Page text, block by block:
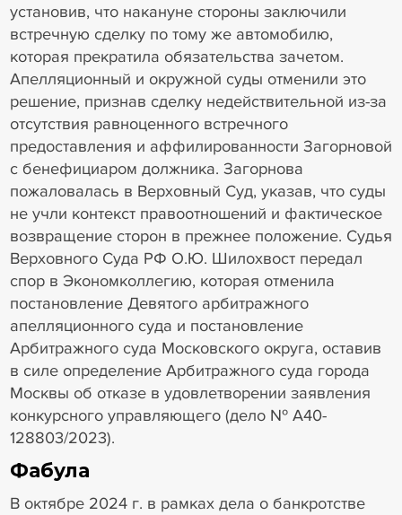
установив, что накануне стороны заключили
встречную сделку по тому же автомобилю,
которая прекратила обязательства зачетом.
Апелляционный и окружной суды отменили это
решение, признав сделку недействительной из-за
отсутствия равноценного встречного
предоставления и аффилированности Загорновой
с бенефициаром должника. Загорнова
пожаловалась в Верховный Суд, указав, что суды
не учли контекст правоотношений и фактическое
возвращение сторон в прежнее положение. Судья
Верховного Суда РФ О.Ю. Шилохвост передал
спор в Экономколлегию, которая отменила
постановление Девятого арбитражного
апелляционного суда и постановление
Арбитражного суда Московского округа, оставив
в силе определение Арбитражного суда города
Москвы об отказе в удовлетворении заявления
конкурсного управляющего (дело № А40-
128803/2023).
Фабула
В октябре 2024 г. в рамках дела о банкротстве